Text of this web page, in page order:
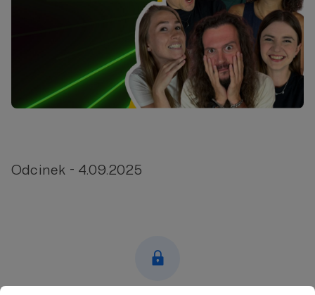
Odcinek - 4.09.2025